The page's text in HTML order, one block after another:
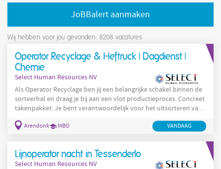
JoBBalert aanmaken
Wij hebben voor jou gevonden: 8208 vacatures
Operator Recyclage & Heftruck | Dagdienst |
Chemie
Select Human Resources NV
Als Operator Recyclage ben jij een belangrijke schakel binnen de
sorteerhal en draag je bij aan een vlot productieproces. Concreet
takenpakket: Je bent verantwoordelijk voor het uitsorteren van
(allemaal kunststof); Je sorteert deze materialen zorgvuldig op
heftruck naar de juiste
Arendonk MBO VANDAAG
Lijnoperator nacht in Tessenderlo
Select Human Resources NV